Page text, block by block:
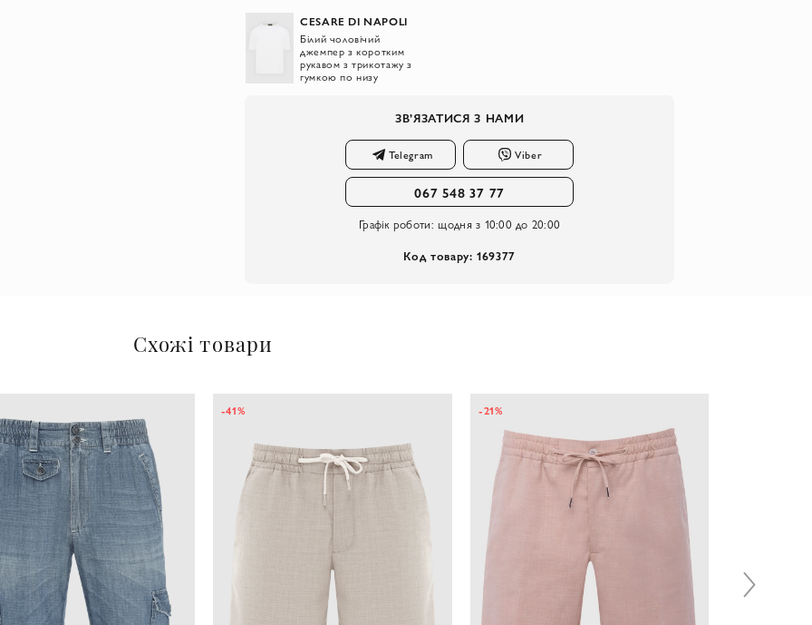
CESARE DI NAPOLI
Білий чоловічий
джемпер з коротким
рукавом з трикотажу з
гумкою по низу
ЗВ’ЯЗАТИСЯ З НАМИ
Telegram Viber
067 548 37 77
Графік роботи: щодня з 10:00 до 20:00
Код товару: 169377
Схожі товари
-41% -21%